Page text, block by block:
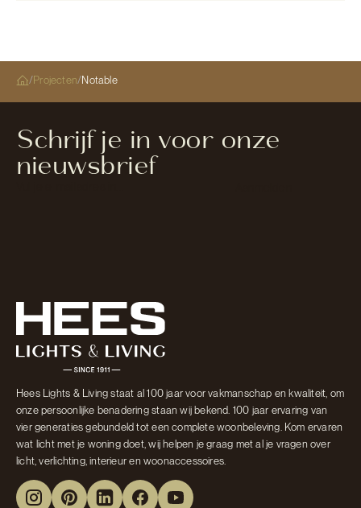
/Projecten/Notable
Schrijf je in voor onze
nieuwsbrief
Hees Lights & Living staat al 100 jaar voor vakmanschap en kwaliteit, om
onze persoonlijke benadering staan wij bekend. 100 jaar ervaring van
vier generaties gebundeld tot een complete woonbeleving. Kom ervaren
wat licht met je woning doet, wij helpen je graag met al je vragen over
licht, verlichting, interieur en woonaccessoires.